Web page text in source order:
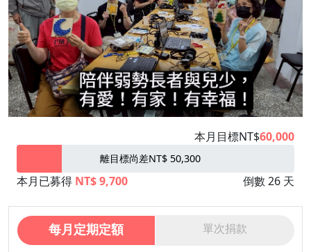
本月目標NT$60,000
離目標尚差NT$ 50,300
本月已募得 NT$ 9,700 倒數 26 天
每月定期定額 單次捐款